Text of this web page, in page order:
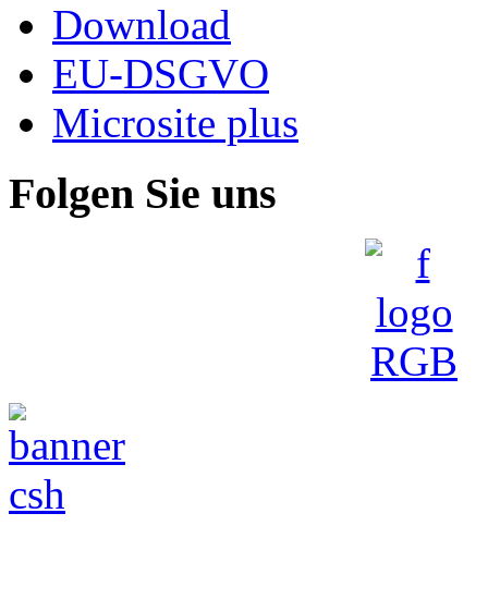
Download
EU-DSGVO
Microsite plus
Folgen Sie uns